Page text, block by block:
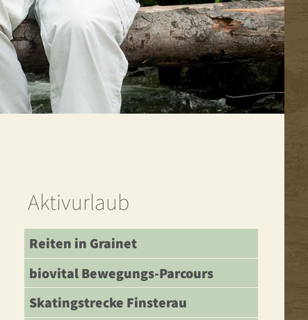
Aktivurlaub
Reiten in Grainet
biovital Bewegungs-Parcours
Skatingstrecke Finsterau